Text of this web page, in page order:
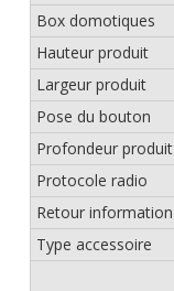
Box domotiques
Hauteur produit
Largeur produit
Pose du bouton
Profondeur produit
Protocole radio
Retour information
Type accessoire